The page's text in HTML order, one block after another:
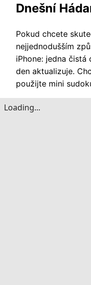
Dnešní
Pokud chcete
nejjednodušším
iPhone: jedna
den aktualizuje.
použijte mini